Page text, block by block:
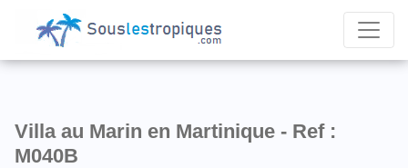
Villa au Marin en Martinique - Ref :
M040B